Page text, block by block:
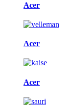
Acer
Acer
Acer